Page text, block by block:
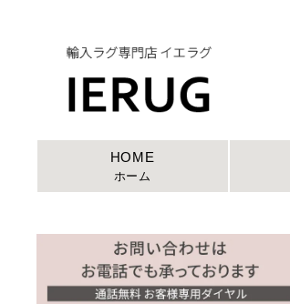
HOME
ホーム